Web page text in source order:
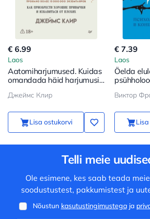
€ 6.99
Laos
Aatomiharjumused. Kuidas
omandada häid harjumusi
Джеймс Клир
Lisa ostukorvi
€ 7.39
Laos
Öelda
Виктор
Telli meie
Ole esimene, kes saab teada
soodustustest, pakkumistest ja
Nõustun kasutustingimustegaja